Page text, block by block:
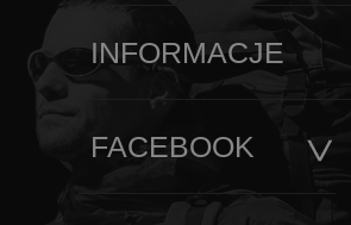
INFORMACJE
FACEBOOK